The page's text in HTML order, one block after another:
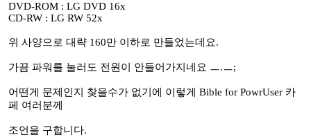
DVD-ROM : LG DVD 16x
CD-RW : LG RW 52x
위 사양으로 대략 160만 이하로 만들었는데요.
가끔 파워를 눌러도 전원이 안들어가지네요 ㅡ.ㅡ;
어떤게 문제인지 찾을수가 없기에 이렇게 Bible for PowrUser 카
페 여러분께
조언을 구합니다.